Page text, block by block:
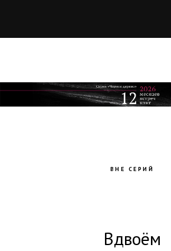
ВНЕ СЕРИЙ
Вдвоём